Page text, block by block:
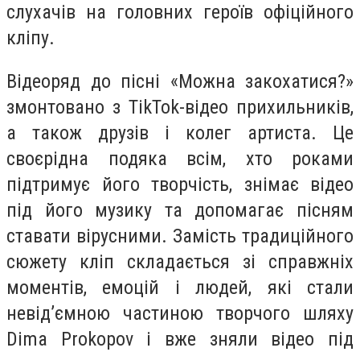
слухачів на головних героїв офіційного
кліпу.
Відеоряд до пісні «Можна закохатися?»
змонтовано з TikTok-відео прихильників,
а також друзів і колег артиста. Це
своєрідна подяка всім, хто роками
підтримує його творчість, знімає відео
під його музику та допомагає пісням
ставати вірусними. Замість традиційного
сюжету кліп складається зі справжніх
моментів, емоцій і людей, які стали
невід’ємною частиною творчого шляху
Dima Prokopov і вже зняли відео під